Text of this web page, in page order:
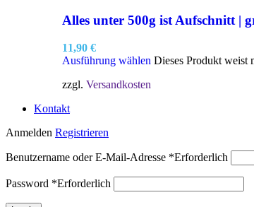
Alles unter 500g ist Aufschnitt |
11,90 €
Ausführung wählen Dieses Produkt weist
zzgl. Versandkosten
Kontakt
Anmelden Registrieren
Benutzername oder E-Mail-Adresse *Erforderlich
Password *Erforderlich